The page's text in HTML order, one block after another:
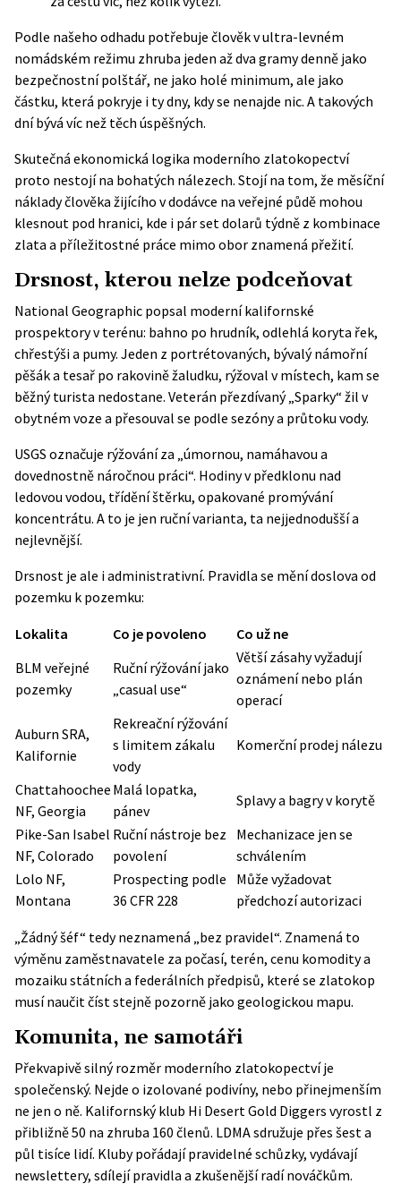
Podle našeho odhadu potřebuje člověk v ultra-levném
nomádském režimu zhruba jeden až dva gramy denně jako
bezpečnostní polštář, ne jako holé minimum, ale jako
částku, která pokryje i ty dny, kdy se nenajde nic. A takových
dní bývá víc než těch úspěšných.
Skutečná ekonomická logika moderního zlatokopectví
proto nestojí na bohatých nálezech. Stojí na tom, že měsíční
náklady člověka žijícího v dodávce na veřejné půdě mohou
klesnout pod hranici, kde i pár set dolarů týdně z kombinace
zlata a příležitostné práce mimo obor znamená přežití.
Drsnost, kterou nelze podceňovat
National Geographic popsal moderní kalifornské
prospektory v terénu: bahno po hrudník, odlehlá koryta řek,
chřestýši a pumy. Jeden z portrétovaných, bývalý námořní
pěšák a tesař po rakovině žaludku, rýžoval v místech, kam se
běžný turista nedostane. Veterán přezdívaný „Sparky“ žil v
obytném voze a přesouval se podle sezóny a průtoku vody.
USGS označuje rýžování za „úmornou, namáhavou a
dovednostně náročnou práci“. Hodiny v předklonu nad
ledovou vodou, třídění štěrku, opakované promývání
koncentrátu. A to je jen ruční varianta, ta nejjednodušší a
nejlevnější.
Drsnost je ale i administrativní. Pravidla se mění doslova od
pozemku k pozemku:
Lokalita Co je povoleno
Co už ne
BLM veřejné
pozemky
Ruční rýžování jako
„casual use“
Větší zásahy vyžadují
oznámení nebo plán
operací
Auburn SRA,
Kalifornie
Rekreační rýžování
s limitem zákalu
vody
Komerční prodej nálezu
Chattahoochee
NF, Georgia
Malá lopatka,
pánev
Splavy a bagry v korytě
Pike-San Isabel
NF, Colorado
Ruční nástroje bez
povolení
Mechanizace jen se
schválením
Lolo NF,
Montana
Prospecting podle
36 CFR 228
Může vyžadovat
předchozí autorizaci
„Žádný šéf“ tedy neznamená „bez pravidel“. Znamená to
výměnu zaměstnavatele za počasí, terén, cenu komodity a
mozaiku státních a federálních předpisů, které se zlatokop
musí naučit číst stejně pozorně jako geologickou mapu.
Komunita, ne samotáři
Překvapivě silný rozměr moderního zlatokopectví je
společenský. Nejde o izolované podivíny, nebo přinejmenším
ne jen o ně. Kalifornský klub Hi Desert Gold Diggers vyrostl z
přibližně 50 na zhruba 160 členů. LDMA sdružuje přes šest a
půl tisíce lidí. Kluby pořádají pravidelné schůzky, vydávají
newslettery, sdílejí pravidla a zkušenější radí nováčkům.